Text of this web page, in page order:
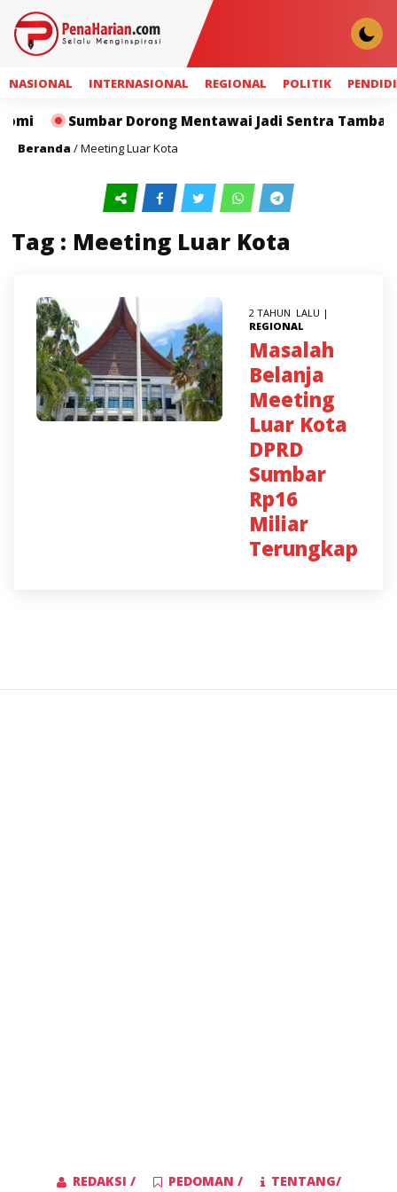
NASIONAL INTERNASIONAL REGIONAL POLITIK
Sumbar Dorong Mentawai Jadi Sentra Tambak
Beranda /Meeting Luar Kota
Tag : Meeting Luar Kota
2 TAHUN LALU |
REGIONAL
Masalah
Belanja
Meeting
Luar Kota
DPRD
Sumbar
Rp16
Miliar
Terungkap
REDAKSI / PEDOMAN /
TENTANG/